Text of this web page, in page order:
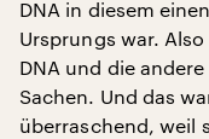
DNA in diesem
Ursprungs war.
DNA und die
Sachen. Und das
überraschend, weil